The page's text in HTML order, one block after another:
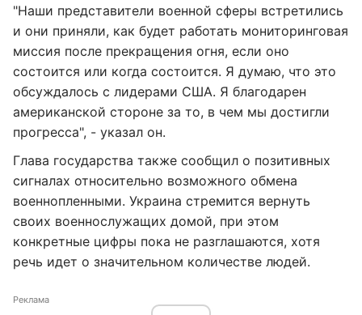
"Наши представители военной сферы встретились
и они приняли, как будет работать мониторинговая
миссия после прекращения огня, если оно
состоится или когда состоится. Я думаю, что это
обсуждалось с лидерами США. Я благодарен
американской стороне за то, в чем мы достигли
прогресса", - указал он.
Глава государства также сообщил о позитивных
сигналах относительно возможного обмена
военнопленными. Украина стремится вернуть
своих военнослужащих домой, при этом
конкретные цифры пока не разглашаются, хотя
речь идет о значительном количестве людей.
Реклама